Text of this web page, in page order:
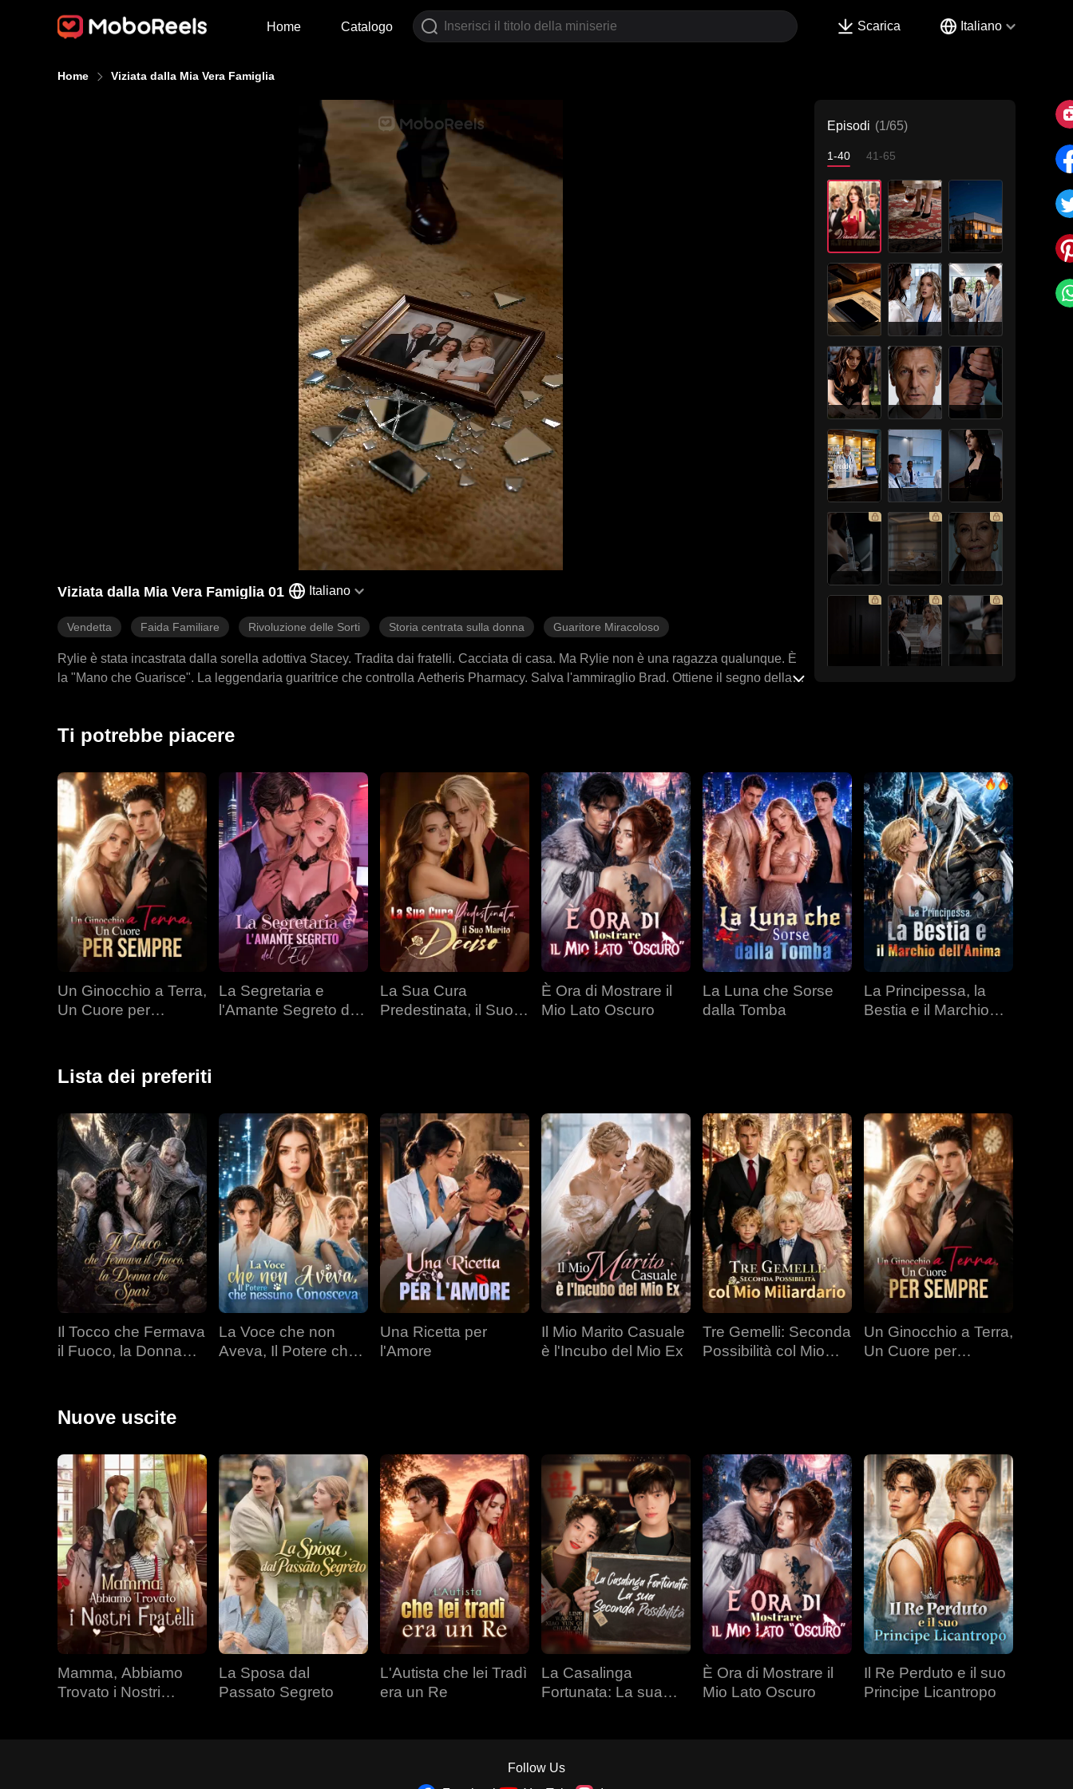
Home Catalogo Scarica Italiano
Home Viziata dalla Mia Vera Famiglia
Viziata dalla Mia Vera Famiglia 01 Italiano
Vendetta Faida Familiare Rivoluzione delle Sorti Storia centrata sulla donna Guaritore Miracoloso
Rylie è stata incastrata dalla sorella adottiva Stacey. Tradita dai fratelli. Cacciata di casa. Ma Rylie non è una ragazza qualunque. È
la "Mano che Guarisce". La leggendaria guaritrice che controlla Aetheris Pharmacy. Salva l'ammiraglio Brad. Ottiene il segno della
per cinque anni. I suoi tre potenti fratelli tornano a chiederle perdono. Ma Rylie non perdona. Non più. Lei non chiede giustizia. Lei la
Episodi (1/65)
1-40 41-65
Ti potrebbe piacere
Un Ginocchio a Terra,
Un Cuore per
La Segretaria e
l'Amante Segreto del
La Sua Cura
Predestinata, il Suo
È Ora di Mostrare il
Mio Lato Oscuro
La Luna che Sorse
dalla Tomba
La Principessa, la
Bestia e il Marchio
Lista dei preferiti
Il Tocco che Fermava
il Fuoco, la Donna
La Voce che non
Aveva, Il Potere che
Una Ricetta per
l'Amore
Il Mio Marito Casuale
è l'Incubo del Mio Ex
Tre Gemelli: Seconda
Possibilità col Mio
Un Ginocchio a Terra,
Un Cuore per
Nuove uscite
Mamma, Abbiamo
Trovato i Nostri
La Sposa dal
Passato Segreto
L'Autista che lei Tradì
era un Re
La Casalinga
Fortunata: La sua
È Ora di Mostrare il
Mio Lato Oscuro
Il Re Perduto e il suo
Principe Licantropo
Follow Us